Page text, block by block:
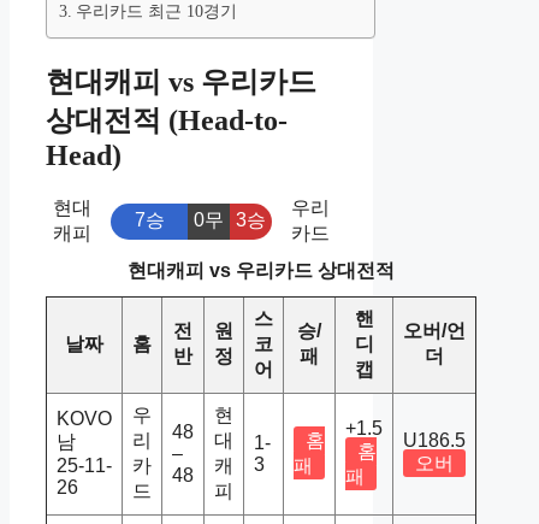
우리카드 최근 10경기
현대캐피 vs 우리카드
상대전적 (Head-to-
Head)
현대
캐피
7승 0무 3승
우리
카드
현대캐피 vs 우리카드 상대전적
날짜 홈
전
반
원
정
스
코
어
승/
패
핸
디
캡
오버/언
더
KOVO
남
25-11-
26
우
리
카
드
48
–
48
현
대
캐
피
1-
3
홈
패
+1.5
홈
패
U186.5
오버